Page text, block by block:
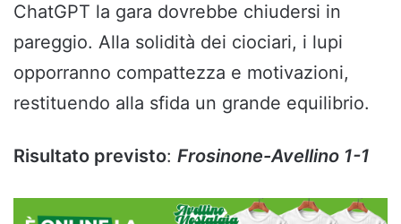
ChatGPT la gara dovrebbe chiudersi in
pareggio. Alla solidità dei ciociari, i lupi
opporranno compattezza e motivazioni,
restituendo alla sfida un grande equilibrio.
Risultato previsto: Frosinone-Avellino 1-1